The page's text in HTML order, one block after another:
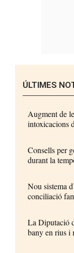
ÚLTIMES
Augment de
intoxicacions
Consells per
durant la
Nou sistema
conciliació
La Diputació
bany en rius i